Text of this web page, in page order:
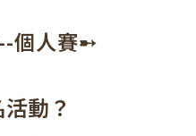
個人賽➸
動？